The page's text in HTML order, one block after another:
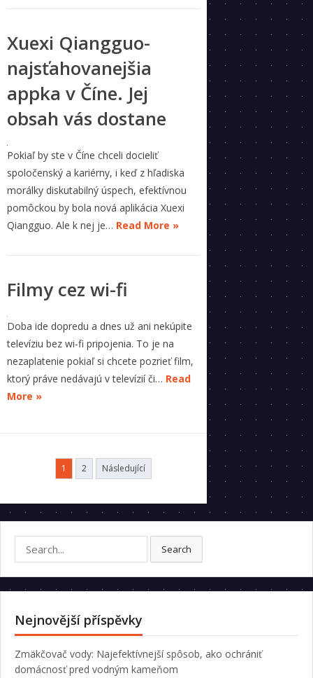
Xuexi Qiangguo-
najsťahovanejšia
appka v Číne. Jej
obsah vás dostane
Pokiaľ by ste v Číne chceli docieliť
spoločenský a kariérny, i keď z hľadiska
morálky diskutabilný úspech, efektívnou
pomôckou by bola nová aplikácia Xuexi
Qiangguo. Ale k nej je… Read More »
Filmy cez wi-fi
Doba ide dopredu a dnes už ani nekúpite
televíziu bez wi-fi pripojenia. To je na
nezaplatenie pokiaľ si chcete pozrieť film,
ktorý práve nedávajú v televízií či… Read
More »
1 2 Následující
Search
Nejnovější příspěvky
Zmäkčovač vody: Najefektívnejší spôsob, ako ochrániť
domácnosť pred vodným kameňom